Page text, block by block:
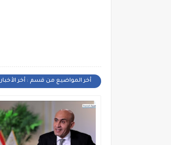
أخر المواضيع من قسم : أخر الأخبار